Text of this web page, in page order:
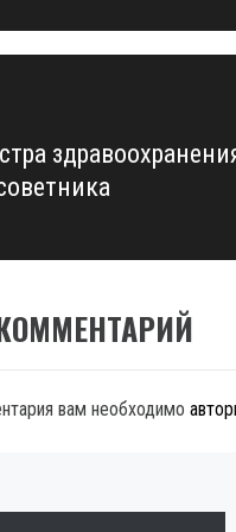
вам необходимо